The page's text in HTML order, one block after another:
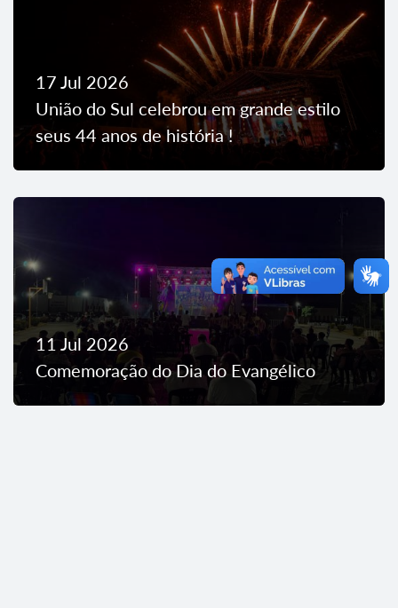
17 Jul 2026
União do Sul celebrou em grande estilo
seus 44 anos de história !
11 Jul 2026
Comemoração do Dia do Evangélico